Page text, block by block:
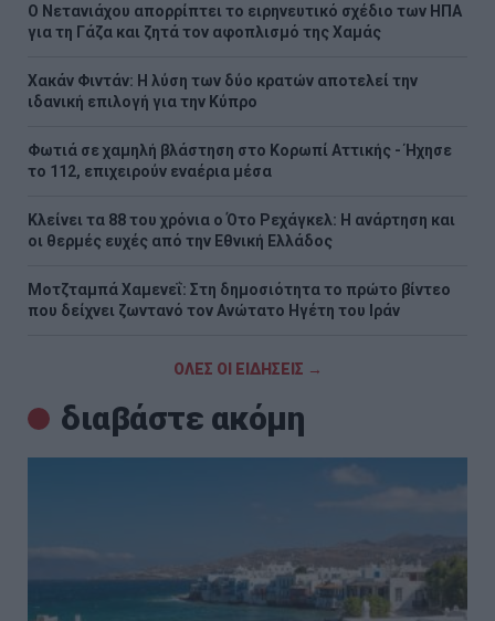
Ο Νετανιάχου απορρίπτει το ειρηνευτικό σχέδιο των ΗΠΑ
για τη Γάζα και ζητά τον αφοπλισμό της Χαμάς
Χακάν Φιντάν: Η λύση των δύο κρατών αποτελεί την
ιδανική επιλογή για την Κύπρο
Φωτιά σε χαμηλή βλάστηση στο Κορωπί Αττικής - Ήχησε
το 112, επιχειρούν εναέρια μέσα
Κλείνει τα 88 του χρόνια ο Ότο Ρεχάγκελ: Η ανάρτηση και
οι θερμές ευχές από την Εθνική Ελλάδος
Μοτζταμπά Χαμενεΐ: Στη δημοσιότητα το πρώτο βίντεο
που δείχνει ζωντανό τον Ανώτατο Ηγέτη του Ιράν
ΟΛΕΣ ΟΙ ΕΙΔΗΣΕΙΣ →
διαβάστε ακόμη